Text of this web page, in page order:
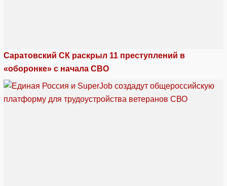
Саратовский СК раскрыл 11 преступлений в
«оборонке» с начала СВО